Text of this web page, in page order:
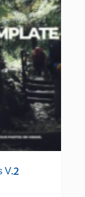
V.2